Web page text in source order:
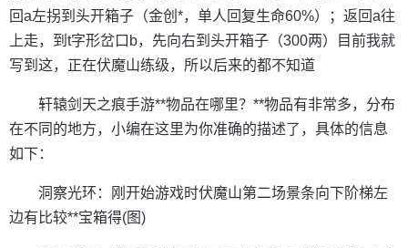
回a左拐到头开箱子（金创*，单人回复生命60%）；返回a往
上走，到t字形岔口b，先向右到头开箱子（300两）目前我就
写到这，正在伏魔山练级，所以后来的都不知道
轩辕剑天之痕手游**物品在哪里？**物品有非常多，分布
在不同的地方，小编在这里为你准确的描述了，具体的信息
如下：
洞察光环：刚开始游戏时伏魔山第二场景条向下阶梯左
边有比较**宝箱得(图)